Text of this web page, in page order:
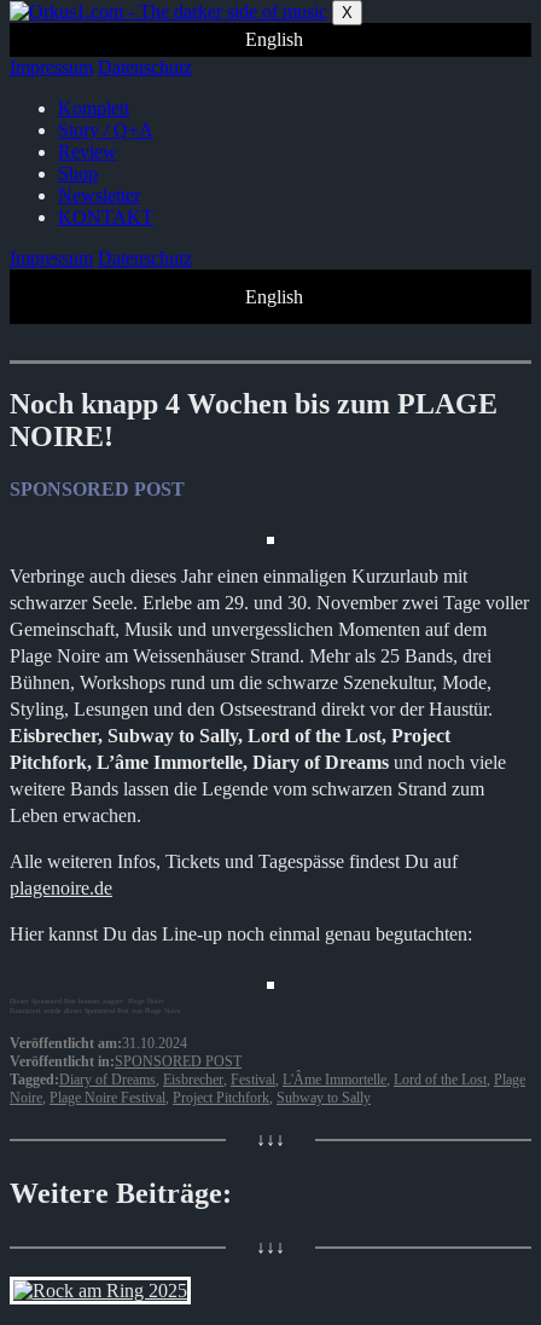
Zum
springen
X
English
Impressum Datenschutz
Komplett
Story / Q+A
Review
Shop
Newsletter
KONTAKT
Impressum Datenschutz
English
Noch knapp 4 Wochen bis zum PLAGE
NOIRE!
SPONSORED POST
Verbringe auch dieses Jahr einen einmaligen Kurzurlaub mit
schwarzer Seele. Erlebe am 29. und 30. November zwei Tage voller
Gemeinschaft, Musik und unvergesslichen Momenten auf dem
Plage Noire am Weissenhäuser Strand. Mehr als 25 Bands, drei
Bühnen, Workshops rund um die schwarze Szenekultur, Mode,
Styling, Lesungen und den Ostseestrand direkt vor der Haustür.
Eisbrecher, Subway to Sally, Lord of the Lost, Project
Pitchfork, L’âme Immortelle, Diary of Dreams und noch viele
weitere Bands lassen die Legende vom schwarzen Strand zum
Leben erwachen.
Alle weiteren Infos, Tickets und Tagespässe findest Du auf
plagenoire.de
Hier kannst Du das Line-up noch einmal genau begutachten:
Dieser Sponsored Post kommt zugute: Plage Noire
Finanziert wurde dieser Sponsored Post von Plage Noire
Veröffentlicht am:31.10.2024
Veröffentlicht in:SPONSORED POST
Tagged:Diary of Dreams, Eisbrecher, Festival, L'Âme Immortelle, Lord of the Lost, Plage
Noire, Plage Noire Festival, Project Pitchfork, Subway to Sally
↓↓↓
Weitere Beiträge:
↓↓↓